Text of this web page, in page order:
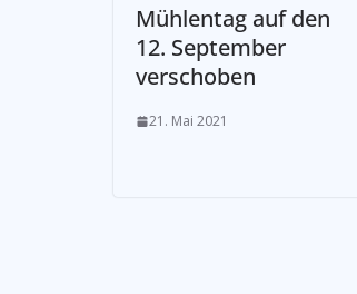
Mühlentag auf den
12. September
verschoben
21. Mai 2021